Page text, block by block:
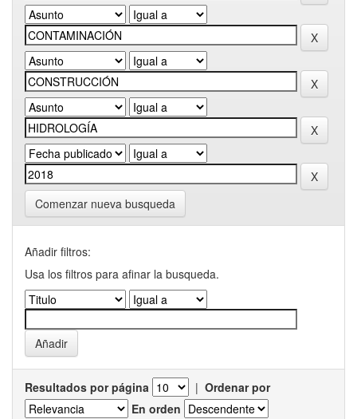
Comenzar nueva busqueda
Añadir filtros:
Usa los filtros para afinar la busqueda.
Resultados por página | Ordenar por
En orden